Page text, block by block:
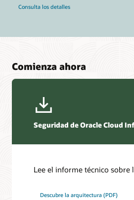
Consulta los detalles
Comienza ahora
Seguridad de Oracle Cloud
Lee el informe técnico sobre
Descubre la arquitectura (PDF)